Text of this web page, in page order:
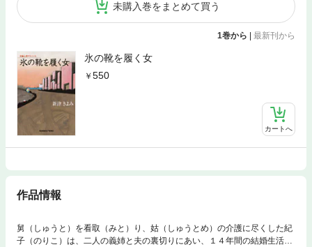
未購入巻をまとめて買う
1巻から | 最新刊から
氷の靴を履く女
550
カートへ
作品情報
舅（しゅうと）を看取（みと）り、姑（しゅうとめ）の介護に尽くした紀
子（のりこ）は、二人の義姉と夫の裏切りにあい、１４年間の結婚生活に